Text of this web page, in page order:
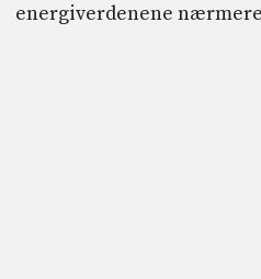
energiverdenene